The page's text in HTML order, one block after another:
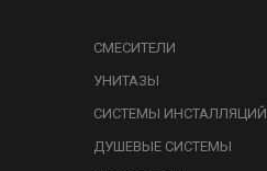
СМЕСИТЕЛИ
УНИТАЗЫ
СИСТЕМЫ ИНСТАЛЛЯЦИЙ
ДУШЕВЫЕ СИСТЕМЫ